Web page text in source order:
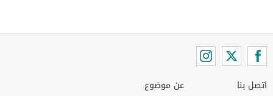
اتصل بنا عن موضوع